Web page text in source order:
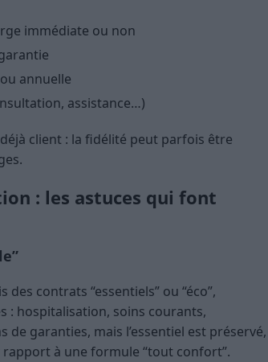
immédiate ou non
annuelle
assistance…)
client : la fidélité peut parfois être
: les astuces qui font
contrats “essentiels” ou “éco”,
: hospitalisation, soins courants,
garanties, mais l’essentiel est préservé,
à une formule “tout confort”.